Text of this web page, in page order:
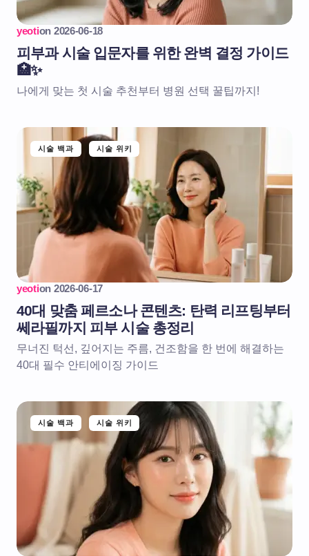
yeotion 2026-06-18
피부과 시술 입문자를 위한 완벽 결정 가이드
🏥✨
나에게 맞는 첫 시술 추천부터 병원 선택 꿀팁까지!
시술 백과 시술 위키
yeotion 2026-06-17
40대 맞춤 페르소나 콘텐츠: 탄력 리프팅부터
쎄라필까지 피부 시술 총정리
무너진 턱선, 깊어지는 주름, 건조함을 한 번에 해결하는
40대 필수 안티에이징 가이드
시술 백과 시술 위키